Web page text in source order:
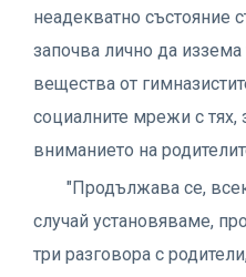
неадекватно състояние
започва лично да иззема
вещества от
социалните мрежи с тях,
вниманието на
"Продължава се,
случай установяваме,
три разговора с